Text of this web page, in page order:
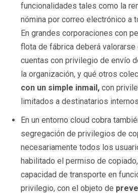
funcionalidades tales como la
nómina por correo electrónico a
En grandes corporaciones con
flota de fábrica deberá
cuentas con privilegio de envío
la organización, y qué otros
con un simple inmail, con
limitados a destinatarios
En un entorno cloud cobra
segregación de privilegios de
necesariamente todos los
habilitado el permiso de
capacidad de transporte en
privilegio, con el objeto de